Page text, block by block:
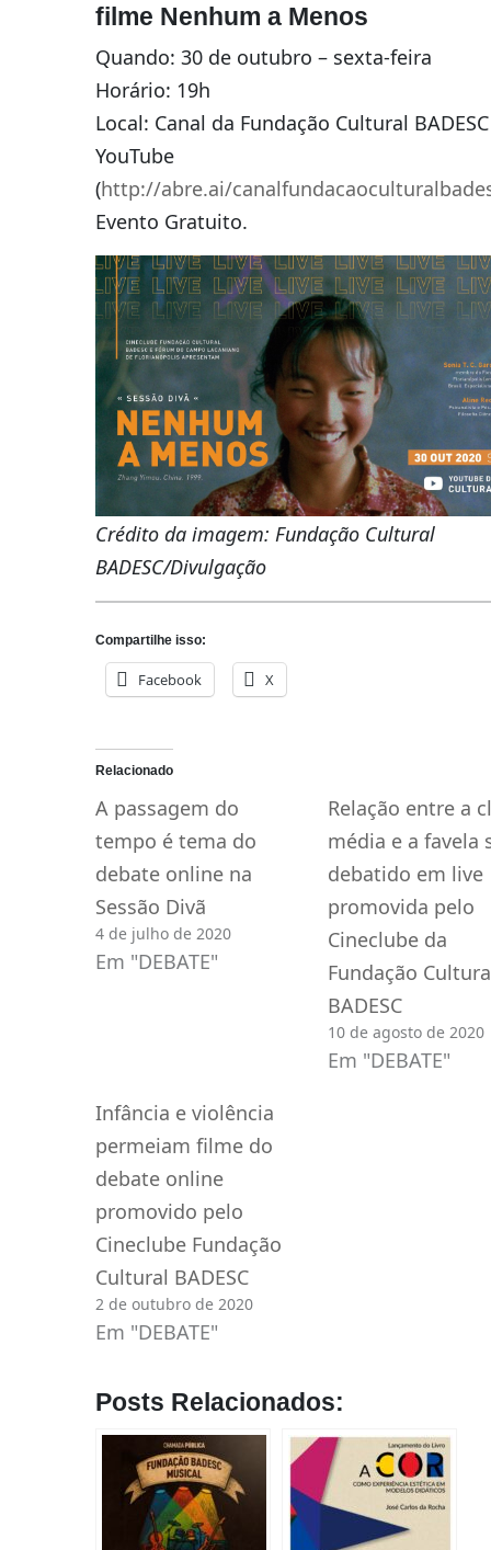
filme Nenhum a Menos
Quando: 30 de outubro – sexta-feira
Horário: 19h
Local: Canal da Fundação Cultural
YouTube
(http://abre.ai/
Evento Gratuito.
Crédito da imagem: Fundação Cultural
BADESC/Divulgação
Compartilhe isso:
Facebook X
Relacionado
A passagem do
tempo é tema do
debate online na
Sessão Divã
4 de julho de 2020
Em "DEBATE"
Relação entre a
média e a favela
debatido em live
promovida pelo
Cineclube da
Fundação
BADESC
10 de agosto de 2020
Em "DEBATE"
Infância e violência
permeiam filme do
debate online
promovido pelo
Cineclube Fundação
Cultural BADESC
2 de outubro de 2020
Em "DEBATE"
Posts Relacionados: